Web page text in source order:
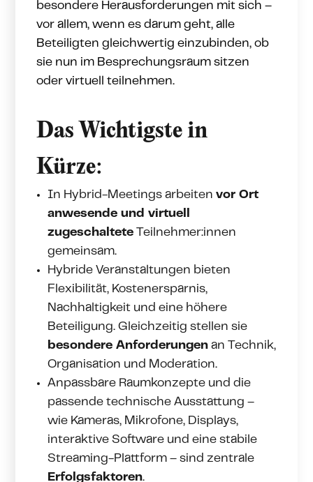
besondere Herausforderungen mit sich –
vor allem, wenn es darum geht, alle
Beteiligten gleichwertig einzubinden, ob
sie nun im Besprechungsraum sitzen
oder virtuell teilnehmen.
Das Wichtigste in
Kürze:
In Hybrid-Meetings arbeitenvor Ort
anwesende und virtuell
zugeschaltete Teilnehmer:innen
gemeinsam.
Hybride Veranstaltungen bieten
Flexibilität, Kostenersparnis,
Nachhaltigkeit und eine höhere
Beteiligung. Gleichzeitig stellen sie
besondere Anforderungen an Technik,
Organisation und Moderation.
Anpassbare Raumkonzepte und die
passende technische Ausstattung –
wie Kameras, Mikrofone, Displays,
interaktive Software und eine stabile
Streaming-Plattform – sind zentrale
Erfolgsfaktoren.